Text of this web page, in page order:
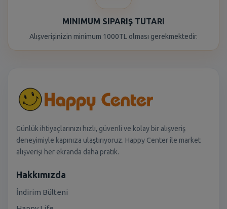
MINIMUM SIPARIŞ TUTARI
Alışverişinizin minimum 1000TL olması gerekmektedir.
Günlük ihtiyaçlarınızı hızlı, güvenli ve kolay bir alışveriş
deneyimiyle kapınıza ulaştırıyoruz. Happy Center ile market
alışverişi her ekranda daha pratik.
Hakkımızda
İndirim Bülteni